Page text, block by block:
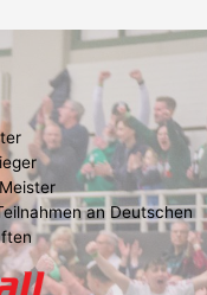
an Deutschen